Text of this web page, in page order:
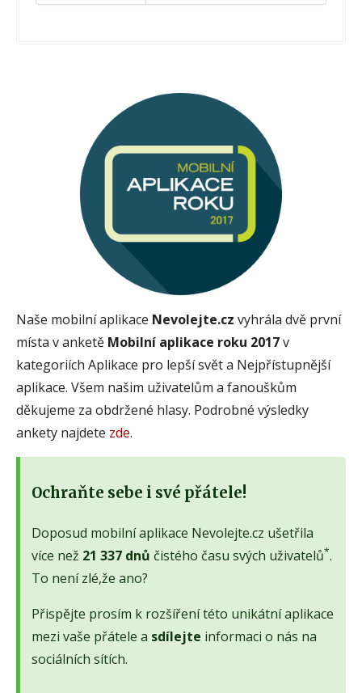
Naše mobilní aplikace Nevolejte.cz vyhrála dvě první
místa v anketě Mobilní aplikace roku 2017v
kategoriích Aplikace pro lepší svět a Nejpřístupnější
aplikace. Všem našim uživatelům a fanouškům
děkujeme za obdržené hlasy. Podrobné výsledky
ankety najdete zde.
Ochraňte sebe i své přátele!
Doposud mobilní aplikace Nevolejte.cz ušetřila
více než 21 337 dnů čistého času svých uživatelů*.
To není zlé,že ano?
Přispějte prosím k rozšíření této unikátní aplikace
mezi vaše přátele a sdílejte informaci o nás na
sociálních sítích.